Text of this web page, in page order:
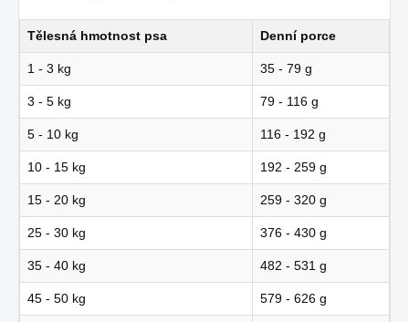
Tělesná hmotnost psa Denní porce
1 - 3 kg 35 - 79 g
3 - 5 kg 79 - 116 g
5 - 10 kg 116 - 192 g
10 - 15 kg 192 - 259 g
15 - 20 kg 259 - 320 g
25 - 30 kg 376 - 430 g
35 - 40 kg 482 - 531 g
45 - 50 kg 579 - 626 g